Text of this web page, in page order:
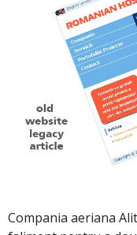
Compania aeriana